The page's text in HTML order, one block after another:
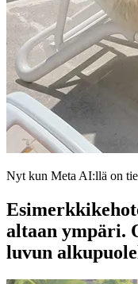
Nyt kun Meta AI:llä on
altaan ympäri.
luvun